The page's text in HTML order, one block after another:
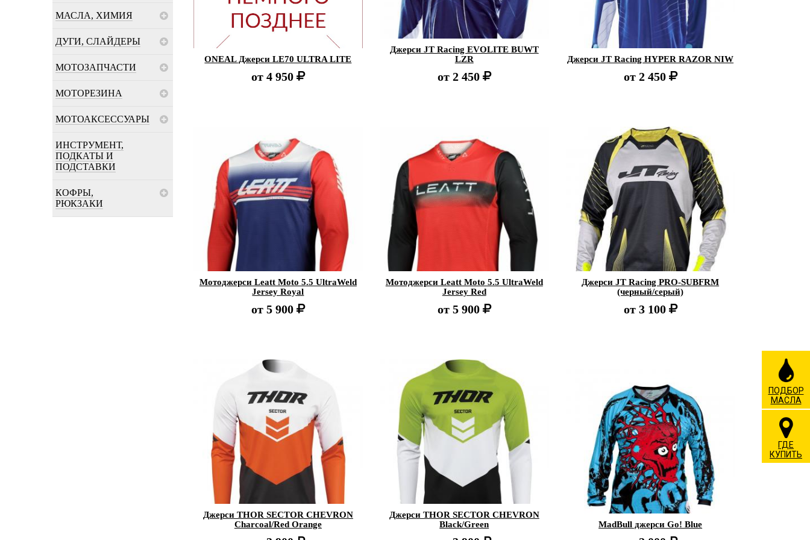
МАСЛА, ХИМИЯ
ДУГИ, СЛАЙДЕРЫ
МОТОЗАПЧАСТИ
МОТОРЕЗИНА
МОТОАКСЕССУАРЫ
ИНСТРУМЕНТ,
ПОДКАТЫ И
ПОДСТАВКИ
КОФРЫ,
РЮКЗАКИ
ONEAL Джерси LE70 ULTRA LITE
от 4 950
Джерси JT Racing EVOLITE BUWT
LZR
от 2 450
Джерси JT Racing HYPER RAZOR NIW
от 2 450
Мотоджерси Leatt Moto 5.5 UltraWeld
Jersey Royal
от 5 900
Мотоджерси Leatt Moto 5.5 UltraWeld
Jersey Red
от 5 900
Джерси JT Racing PRO-SUBFRM
(черный/серый)
от 3 100
Джерси THOR SECTOR CHEVRON
Charcoal/Red Orange
Джерси THOR SECTOR CHEVRON
Black/Green
MadBull джерси Go! Blue
ПОДБОР
МАСЛА
ГДЕ
КУПИТЬ